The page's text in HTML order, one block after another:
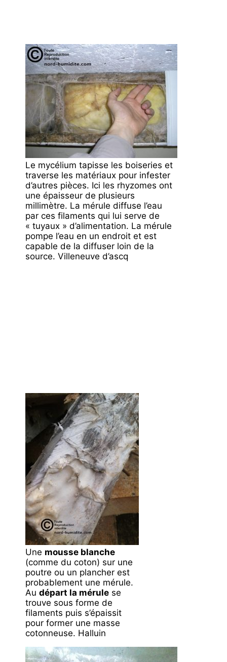
Le mycélium tapisse les boiseries et
traverse les matériaux pour infester
d’autres pièces. Ici les rhyzomes ont
une épaisseur de plusieurs
millimètre. La mérule diffuse l’eau
par ces filaments qui lui serve de
« tuyaux » d’alimentation. La mérule
pompe l’eau en un endroit et est
capable de la diffuser loin de la
source. Villeneuve d’ascq
Une mousse blanche
(comme du coton) sur une
poutre ou un plancher est
probablement une mérule.
Au départ la mérule se
trouve sous forme de
filaments puis s’épaissit
pour former une masse
cotonneuse. Halluin